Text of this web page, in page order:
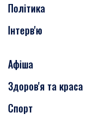
Політика
Інтерв'ю
Афіша
Сьогодні
Завтра
Здоров'я та краса
Медицина
Спорт